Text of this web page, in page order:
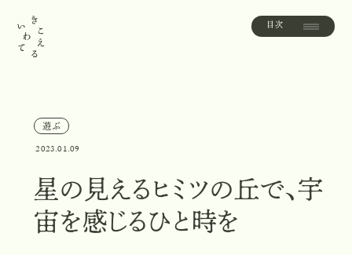
目次
目次
遊ぶ
遊ぶ
2023.01.09
星の見えるヒミツの丘で、宇
宙を感じるひと時を